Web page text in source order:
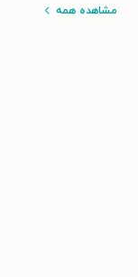
مشاهده همه